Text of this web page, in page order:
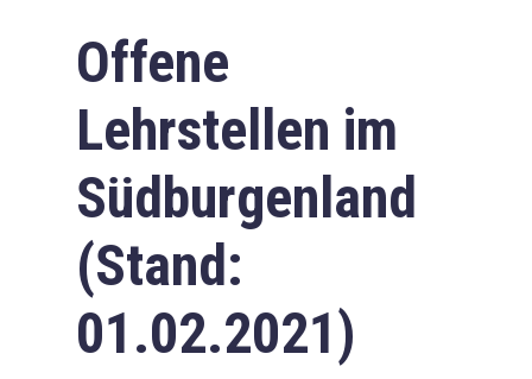
Offene
Lehrstellen im
Südburgenland
(Stand:
01.02.2021)